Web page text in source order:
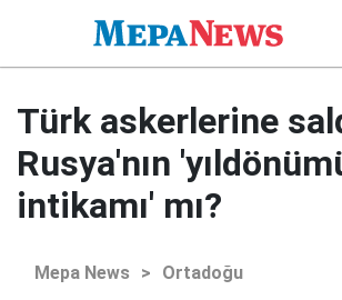
Türk askerlerine
Rusya'nın
intikamı' mı?
Mepa News > Ortadoğu